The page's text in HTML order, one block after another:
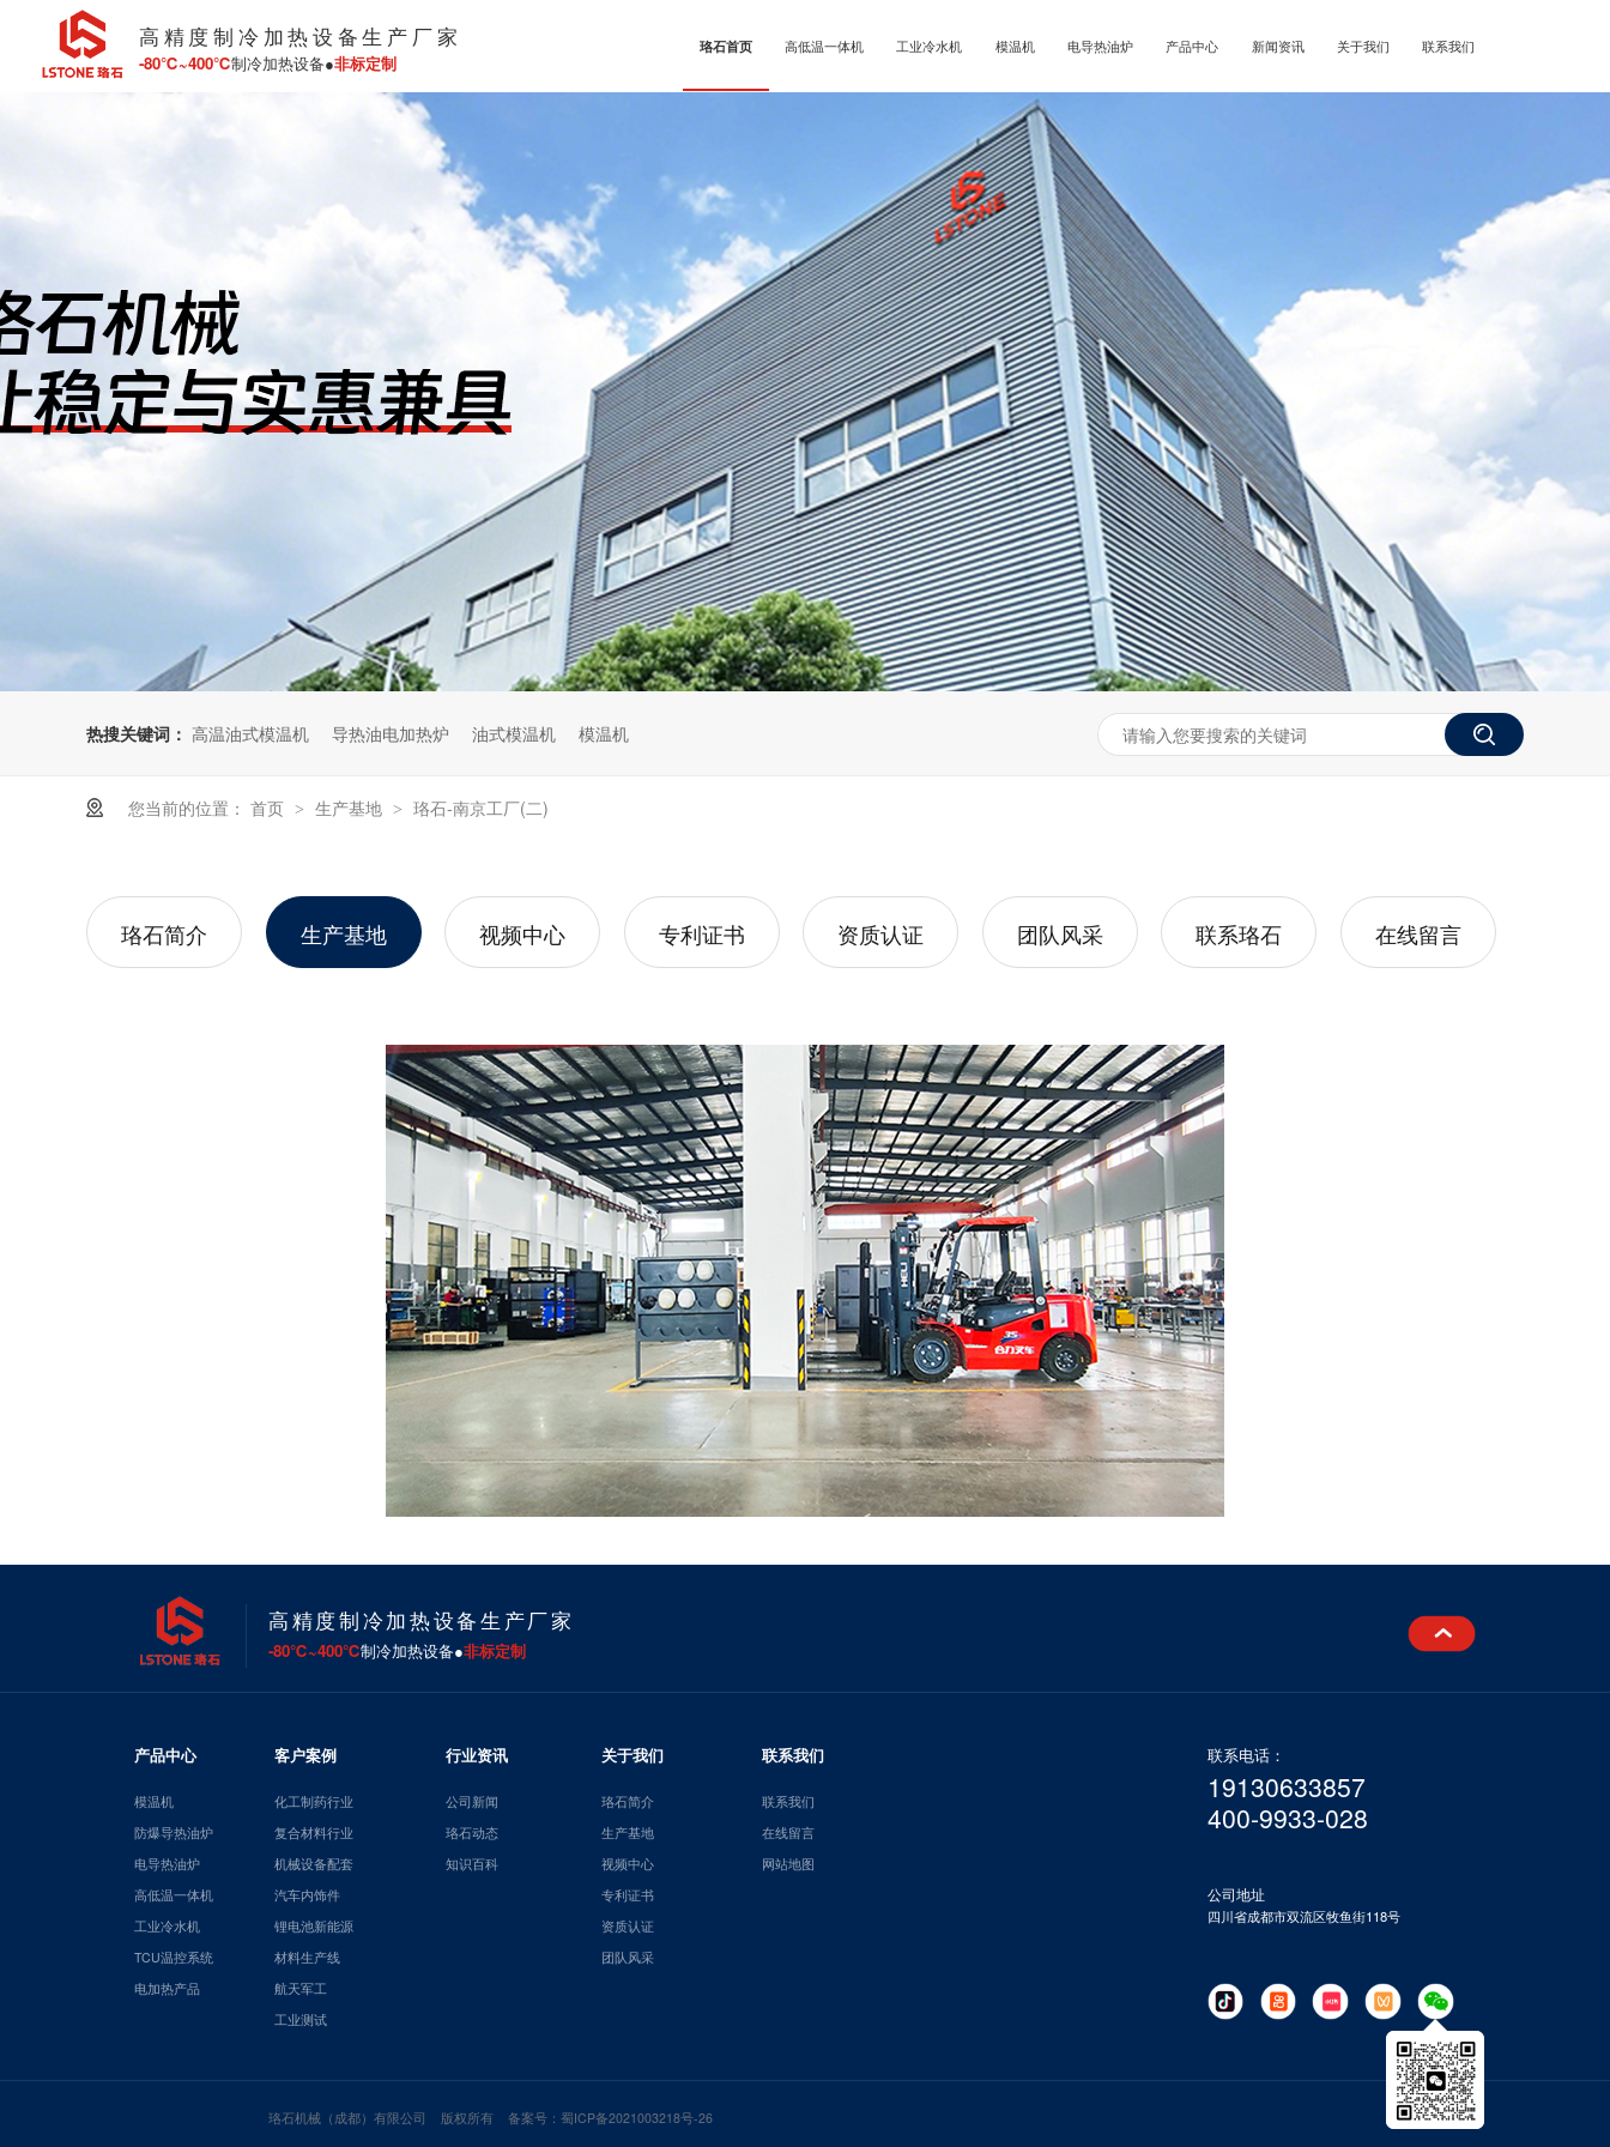
高精度制冷加热设备生产厂家
-80℃~400℃制冷加热设备●非标定制
珞石首页 高低温一体机 工业冷水机 模温机 电导热油炉 产品中心 新闻资讯 关于我们 联系我们
热搜关键词： 高温油式模温机 导热油电加热炉 油式模温机 模温机
您当前的位置： 首页 > 生产基地 > 珞石-南京工厂(二)
珞石简介 生产基地 视频中心 专利证书 资质认证 团队风采 联系珞石 在线留言
高精度制冷加热设备生产厂家
-80℃~400℃制冷加热设备●非标定制
产品中心
模温机
防爆导热油炉
电导热油炉
高低温一体机
工业冷水机
TCU温控系统
电加热产品
客户案例
化工制药行业
复合材料行业
机械设备配套
汽车内饰件
锂电池新能源
材料生产线
航天军工
工业测试
行业资讯
公司新闻
珞石动态
知识百科
关于我们
珞石简介
生产基地
视频中心
专利证书
资质认证
团队风采
联系我们
联系我们
在线留言
网站地图
联系电话：
19130633857
400-9933-028
公司地址
四川省成都市双流区牧鱼街118号
珞石机械（成都）有限公司 版权所有 备案号：蜀ICP备2021003218号-26